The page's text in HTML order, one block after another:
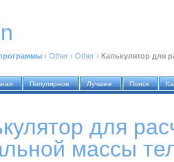
› Other › Other › Калькулятор для
Популярное Лучшее Поиск
для
массы